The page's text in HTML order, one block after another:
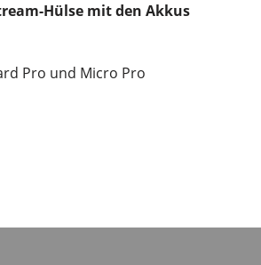
Hülse mit den Akkus
Pro und Micro Pro